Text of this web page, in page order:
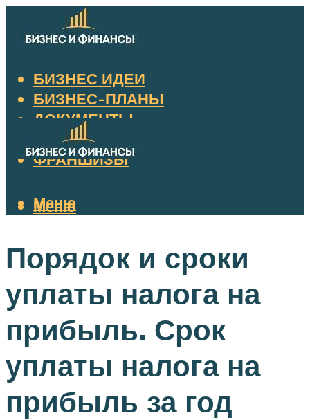
БИЗНЕС ИДЕИ
БИЗНЕС-ПЛАНЫ
ДОКУМЕНТЫ
НАЛОГИ
ФРАНШИЗЫ
Меню
Меню
Порядок и сроки
уплаты налога на
прибыль. Срок
уплаты налога на
прибыль за год